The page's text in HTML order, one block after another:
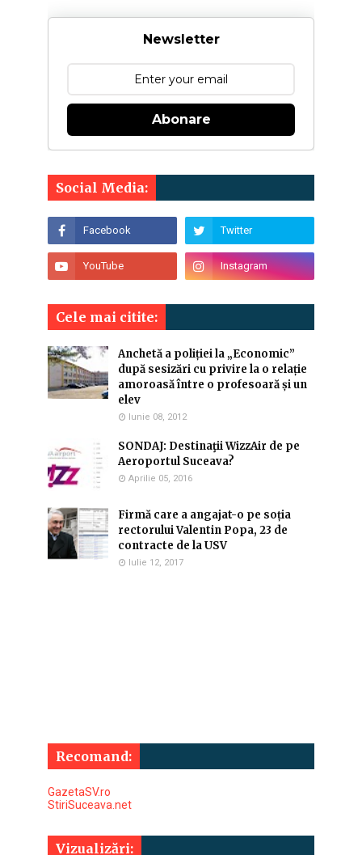
Newsletter
Abonare
Social Media:
Cele mai citite:
Anchetă a poliției la „Economic”
după sesizări cu privire la o relație
amoroasă între o profesoară și un
elev
Iunie 08, 2012
SONDAJ: Destinaţii WizzAir de pe
Aeroportul Suceava?
Aprilie 05, 2016
Firmă care a angajat-o pe soția
rectorului Valentin Popa, 23 de
contracte de la USV
Iulie 12, 2017
Recomand:
GazetaSV.ro
StiriSuceava.net
Vizualizări: